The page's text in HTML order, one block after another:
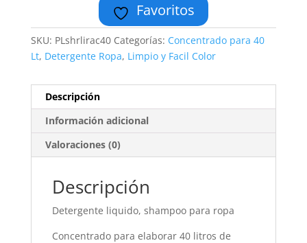
Favoritos
SKU: PLshrlirac40 Categorías: Concentrado para 40
Lt, Detergente Ropa, Limpio y Facil Color
Descripción
Información adicional
Valoraciones (0)
Descripción
Detergente liquido, shampoo para ropa
Concentrado para elaborar 40 litros de